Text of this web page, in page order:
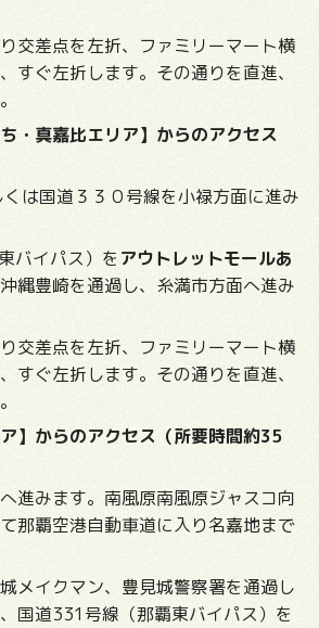
交差点を左折、ファミリーマート横
すぐ左折します。その通りを直進、
・真嘉比エリア】からのアクセス
は国道３３０号線を小禄方面に進み
バイパス）を アウトレットモールあ
縄豊崎を通過し、糸満市方面へ進み
交差点を左折、ファミリーマート横
すぐ左折します。その通りを直進、
】からのアクセス（所要時間約35
進みます。南風原南風原ジャスコ向
那覇空港自動車道に入り名嘉地まで
メイクマン、豊見城警察署を通過し
国道331号線（那覇東バイパス）を